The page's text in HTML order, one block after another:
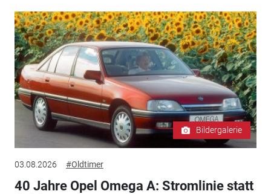
Bildergalerie
03.08.2026 #Oldtimer
40 Jahre Opel Omega A: Stromlinie statt